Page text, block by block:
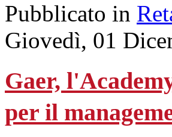
Pubblicato in
Giovedì, 01
Gaer,
per il